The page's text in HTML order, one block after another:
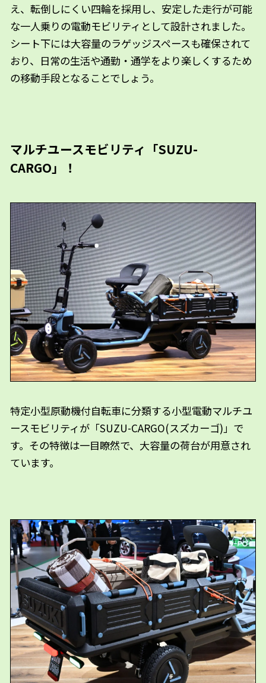
え、転倒しにくい四輪を採用し、安定した走行が可能
な一人乗りの電動モビリティとして設計されました。
シート下には大容量のラゲッジスペースも確保されて
おり、日常の生活や通勤・通学をより楽しくするため
の移動手段となることでしょう。
マルチユースモビリティ「SUZU-
CARGO」！
特定小型原動機付自転車に分類する小型電動マルチユ
ースモビリティが「SUZU-CARGO(スズカーゴ)」で
す。その特徴は一目瞭然で、大容量の荷台が用意され
ています。